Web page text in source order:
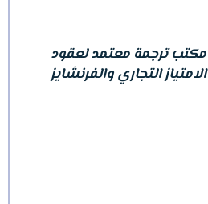
مكتب ترجمة معتمد لعقود
الامتياز التجاري والفرنشايز